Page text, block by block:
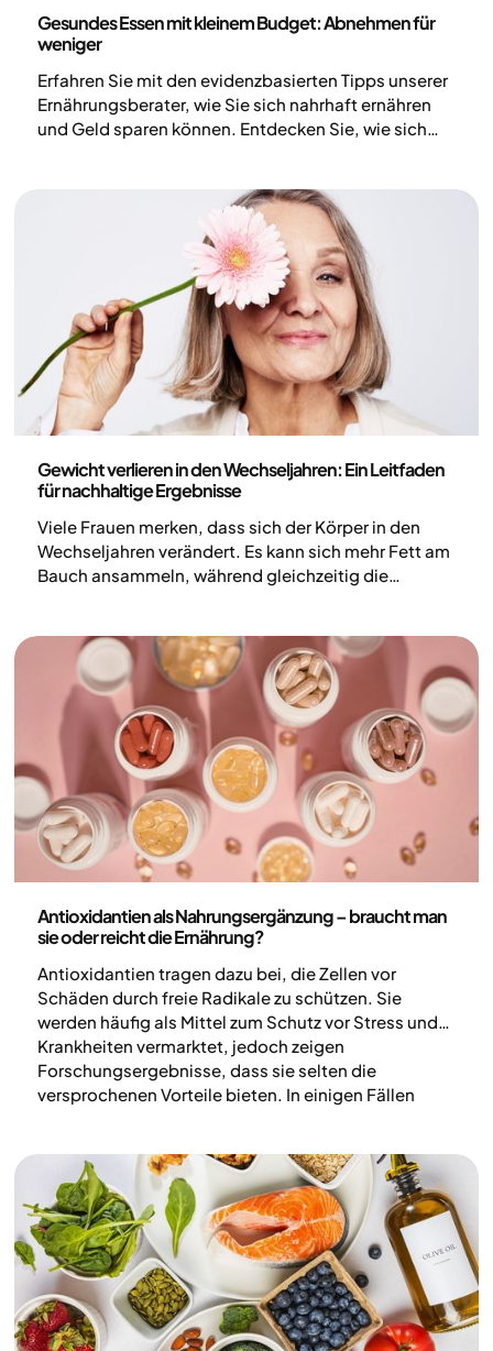
Gesundes Essen mit kleinem Budget: Abnehmen für
weniger
Erfahren Sie mit den evidenzbasierten Tipps unserer
Ernährungsberater, wie Sie sich nahrhaft ernähren
und Geld sparen können. Entdecken Sie, wie sich
Gewicht verlieren in den Wechseljahren: Ein Leitfaden
für nachhaltige Ergebnisse
Viele Frauen merken, dass sich der Körper in den
Wechseljahren verändert. Es kann sich mehr Fett am
Bauch ansammeln, während gleichzeitig die
aus? In diesem Artikel schauen wir uns an, was die
Forschung dazu sagt und welche Strategien hilfreich
sein können, wenn du während der Wechseljahre
abnehmen möchtest.
Antioxidantien als Nahrungsergänzung – braucht man
sie oder reicht die Ernährung?
Antioxidantien tragen dazu bei, die Zellen vor
Schäden durch freie Radikale zu schützen. Sie
werden häufig als Mittel zum Schutz vor Stress und
Krankheiten vermarktet, jedoch zeigen
Forschungsergebnisse, dass sie selten die
versprochenen Vorteile bieten. In einigen Fällen
wir, wie Antioxidantien wirken und warum es für
deine Gesundheit sinnvoller ist, sie über die Nahrung
aufzunehmen, anstatt Nahrungsergänzungsmittel
einzunehmen.